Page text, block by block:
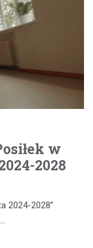
w
2028
2024-2028”